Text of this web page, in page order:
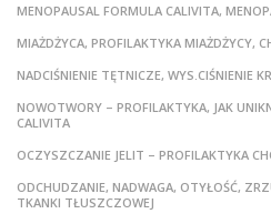
MENOPAUSAL FORMULA CALIVITA,
MIAŻDŻYCA, PROFILAKTYKA MIAŻDŻYCY,
NADCIŚNIENIE TĘTNICZE, WYS.CIŚNIENIE
NOWOTWORY – PROFILAKTYKA, JAK
CALIVITA
OCZYSZCZANIE JELIT – PROFILAKTYKA
ODCHUDZANIE, NADWAGA, OTYŁOŚĆ,
TKANKI TŁUSZCZOWEJ